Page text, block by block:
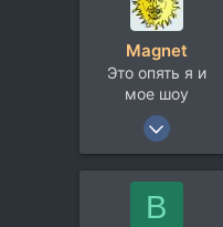
Magnet
Это опять я и
мое шоу
3 Июн 2007
4.264
B